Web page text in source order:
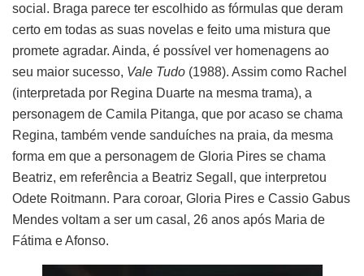
social. Braga parece ter escolhido as fórmulas que deram
certo em todas as suas novelas e feito uma mistura que
promete agradar. Ainda, é possível ver homenagens ao
seu maior sucesso, Vale Tudo (1988). Assim como Rachel
(interpretada por Regina Duarte na mesma trama), a
personagem de Camila Pitanga, que por acaso se chama
Regina, também vende sanduíches na praia, da mesma
forma em que a personagem de Gloria Pires se chama
Beatriz, em referência a Beatriz Segall, que interpretou
Odete Roitmann. Para coroar, Gloria Pires e Cassio Gabus
Mendes voltam a ser um casal, 26 anos após Maria de
Fátima e Afonso.